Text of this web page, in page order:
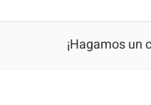
¡Hagamos un